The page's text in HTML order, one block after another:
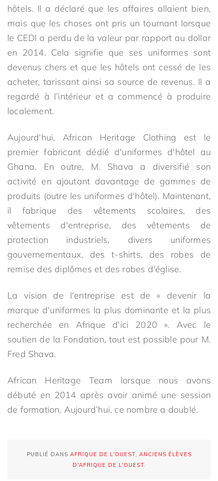
hôtels. Il a déclaré que les affaires allaient bien,
mais que les choses ont pris un tournant lorsque
le CEDI a perdu de la valeur par rapport au dollar
en 2014. Cela signifie que ses uniformes sont
devenus chers et que les hôtels ont cessé de les
acheter, tarissant ainsi sa source de revenus. Il a
regardé à l’intérieur et a commencé à produire
localement.
Aujourd'hui, African Heritage Clothing est le
premier fabricant dédié d'uniformes d'hôtel au
Ghana. En outre, M. Shava a diversifié son
activité en ajoutant davantage de gammes de
produits (outre les uniformes d'hôtel). Maintenant,
il fabrique des vêtements scolaires, des
vêtements d'entreprise, des vêtements de
protection industriels, divers uniformes
gouvernementaux, des t-shirts, des robes de
remise des diplômes et des robes d'église.
La vision de l'entreprise est de « devenir la
marque d'uniformes la plus dominante et la plus
recherchée en Afrique d'ici 2020 ». Avec le
soutien de la Fondation, tout est possible pour M.
Fred Shava.
African Heritage Team lorsque nous avons
débuté en 2014 après avoir animé une session
de formation. Aujourd’hui, ce nombre a doublé.
PUBLIÉ DANS AFRIQUE DE L'OUEST, ANCIENS ÉLÈVES
D'AFRIQUE DE L'OUEST.